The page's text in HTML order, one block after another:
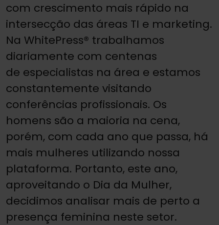
com crescimento mais rápido na
intersecção das áreas TI e marketing.
Na WhitePress® trabalhamos
diariamente com centenas
de especialistas na área e estamos
constantemente visitando
conferências profissionais. Os
homens são a maioria na cena,
porém, com cada ano que passa, há
mais mulheres utilizando nossa
plataforma. Portanto, este ano,
aproveitando o Dia da Mulher,
decidimos analisar mais de perto a
presença feminina neste setor.